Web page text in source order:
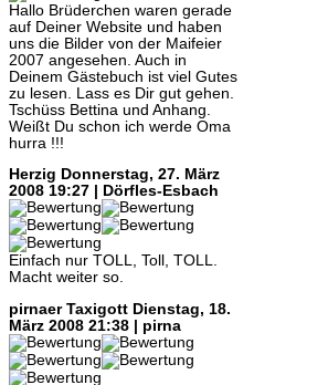
Hallo Brüderchen waren gerade
auf Deiner Website und haben
uns die Bilder von der Maifeier
2007 angesehen. Auch in
Deinem Gästebuch ist viel Gutes
zu lesen. Lass es Dir gut gehen.
Tschüss Bettina und Anhang.
Weißt Du schon ich werde Oma
hurra !!!
Herzig Donnerstag, 27. März
2008 19:27 | Dörfles-Esbach
Einfach nur TOLL, Toll, TOLL.
Macht weiter so.
pirnaer Taxigott Dienstag, 18.
März 2008 21:38 | pirna